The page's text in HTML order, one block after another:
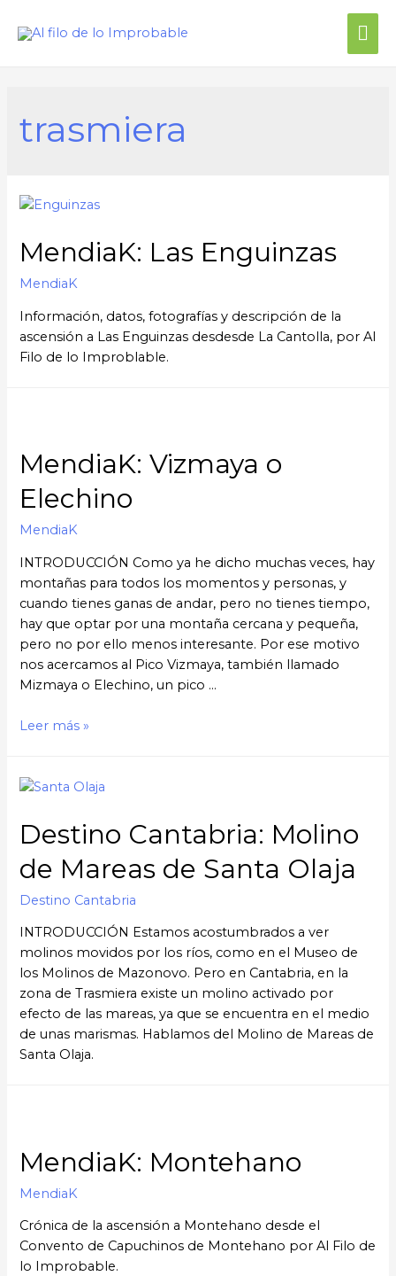
trasmiera
MendiaK: Las Enguinzas
MendiaK
Información, datos, fotografías y descripción de la
ascensión a Las Enguinzas desdesde La Cantolla, por Al
Filo de lo Improblable.
MendiaK: Vizmaya o
Elechino
MendiaK
INTRODUCCIÓN Como ya he dicho muchas veces, hay
montañas para todos los momentos y personas, y
cuando tienes ganas de andar, pero no tienes tiempo,
hay que optar por una montaña cercana y pequeña,
pero no por ello menos interesante. Por ese motivo
nos acercamos al Pico Vizmaya, también llamado
Mizmaya o Elechino, un pico …
Leer más »
Destino Cantabria: Molino
de Mareas de Santa Olaja
Destino Cantabria
INTRODUCCIÓN Estamos acostumbrados a ver
molinos movidos por los ríos, como en el Museo de
los Molinos de Mazonovo. Pero en Cantabria, en la
zona de Trasmiera existe un molino activado por
efecto de las mareas, ya que se encuentra en el medio
de unas marismas. Hablamos del Molino de Mareas de
Santa Olaja.
MendiaK: Montehano
MendiaK
Crónica de la ascensión a Montehano desde el
Convento de Capuchinos de Montehano por Al Filo de
lo Improbable.